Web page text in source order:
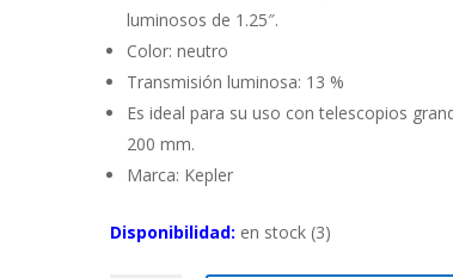
luminosos de 1.25″.
Color: neutro
Transmisión luminosa: 13 %
Es ideal para su uso con telescopios
200 mm.
Marca: Kepler
Disponibilidad: en stock (3)